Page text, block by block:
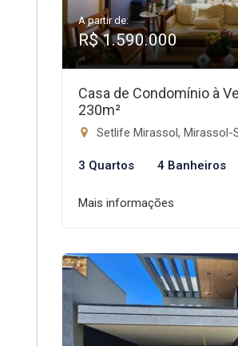
A partir de:
R$ 1.590.000
Casa de Condomínio à
230m²
Setlife Mirassol, Mirassol-
3 Quartos 4 Banheiros
Mais informações